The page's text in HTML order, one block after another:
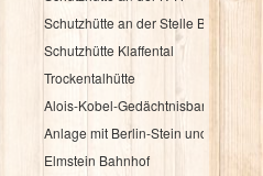
Schutzhütte an der Stelle Brandbuche
Schutzhütte Klaffental
Trockentalhütte
Alois-Kobel-Gedächtnisbank
Anlage mit Berlin-Stein und Flurkreuz
Elmstein Bahnhof